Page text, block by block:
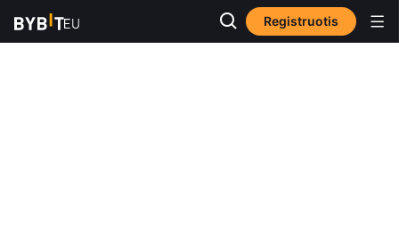
Registruotis